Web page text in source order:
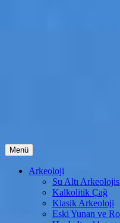
Menü İçeriğe
atla
Arkeoloji
Su Altı
Kalkolitik Çağ
Klasik Arkeoloji
Eski Yunan ve